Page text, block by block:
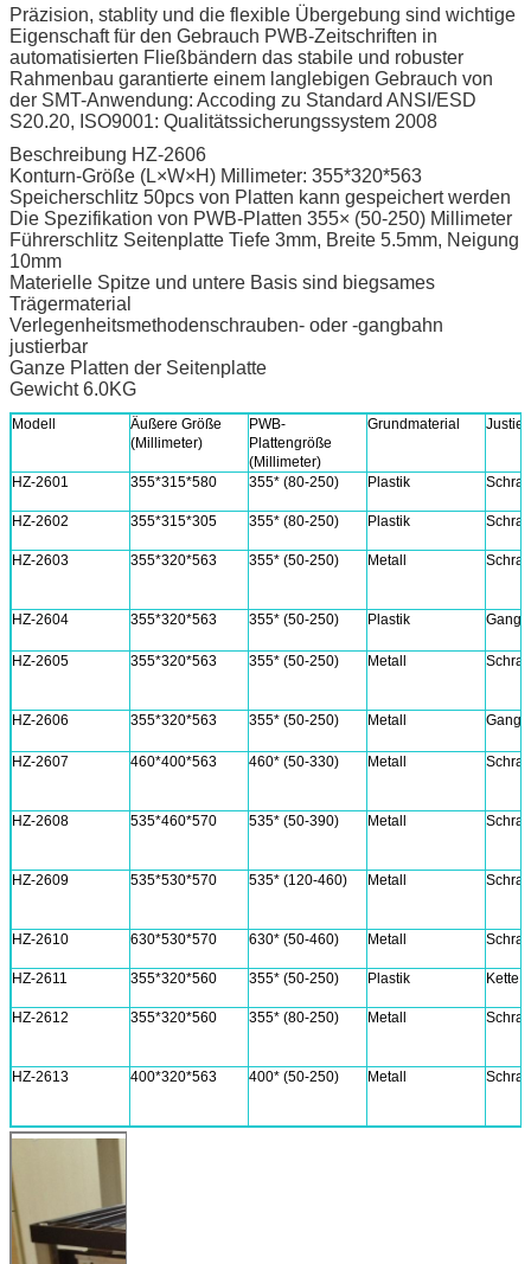
Präzision, stablity und die flexible Übergebung sind wichtige
Eigenschaft für den Gebrauch PWB-Zeitschriften in
automatisierten Fließbändern das stabile und robuster
Rahmenbau garantierte einem langlebigen Gebrauch von
der SMT-Anwendung: Accoding zu Standard ANSI/ESD
S20.20, ISO9001: Qualitätssicherungssystem 2008
Beschreibung HZ-2606
Konturn-Größe (L×W×H) Millimeter: 355*320*563
Speicherschlitz 50pcs von Platten kann gespeichert werden
Die Spezifikation von PWB-Platten 355× (50-250) Millimeter
Führerschlitz Seitenplatte Tiefe 3mm, Breite 5.5mm, Neigung
10mm
Materielle Spitze und untere Basis sind biegsames
Trägermaterial
Verlegenheitsmethodenschrauben- oder -gangbahn
justierbar
Ganze Platten der Seitenplatte
Gewicht 6.0KG
Modell
Äußere Größe
(Millimeter)
PWB-
Plattengröße
(Millimeter)
Grundmaterial
HZ-2601 355*315*580 355* (80-250) Plastik
HZ-2602 355*315*305 355* (80-250) Plastik
HZ-2603 355*320*563 355* (50-250) Metall
HZ-2604 355*320*563 355* (50-250) Plastik
HZ-2605 355*320*563 355* (50-250) Metall
HZ-2606 355*320*563 355* (50-250) Metall
HZ-2607 460*400*563 460* (50-330) Metall
HZ-2608 535*460*570 535* (50-390) Metall
HZ-2609 535*530*570 535* (120-460) Metall
HZ-2610 630*530*570 630* (50-460) Metall
HZ-2611 355*320*560 355* (50-250) Plastik Kette
HZ-2612 355*320*560 355* (80-250) Metall
HZ-2613 400*320*563 400* (50-250) Metall